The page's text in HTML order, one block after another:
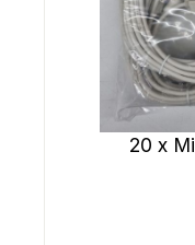
20 x